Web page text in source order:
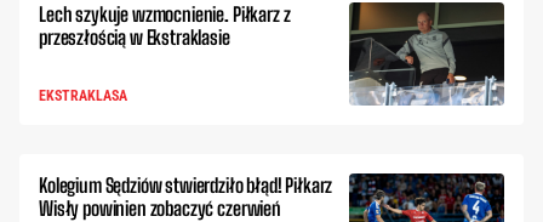
Lech szykuje wzmocnienie. Piłkarz z
przeszłością w Ekstraklasie
EKSTRAKLASA
Kolegium Sędziów stwierdziło błąd! Piłkarz
Wisły powinien zobaczyć czerwień